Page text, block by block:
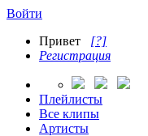
Войти
Привет [?]
Регистрация
Плейлисты
Все клипы
Артисты